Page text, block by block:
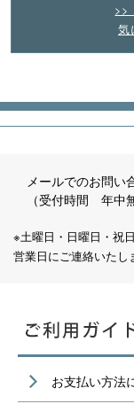
>>
気
メールでのお問い
（受付時間 年中
※土曜日・日曜日・祝
営業日にご連絡いたし
お支払い方法